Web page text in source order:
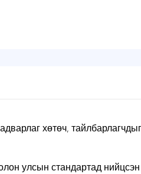
хөтөч, тайлбарлагчдыг
улсын стандартад